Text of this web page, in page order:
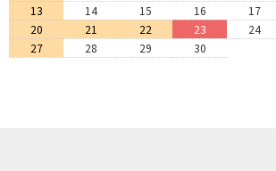
13
14 15 16 17
20
21 22 23 24
27
28 29 30